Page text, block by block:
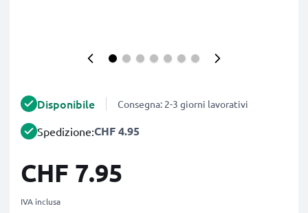
Disponibile Consegna: 2-3 giorni lavorativi
Spedizione:CHF 4.95
CHF 7.95
IVA inclusa